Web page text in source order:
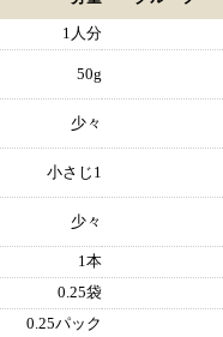
1人分
50g
少々
小さじ1
少々
1本
0.25袋
0.25パック